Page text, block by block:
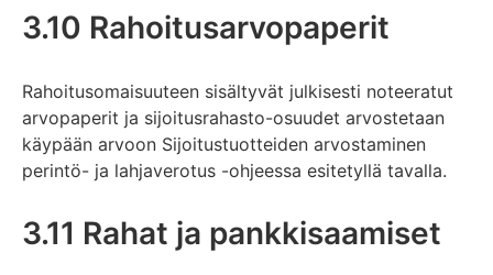
3.10 Rahoitusarvopaperit
Rahoitusomaisuuteen sisältyvät julkisesti noteeratut
arvopaperit ja sijoitusrahasto-osuudet arvostetaan
käypään arvoon Sijoitustuotteiden arvostaminen
perintö- ja lahjaverotus -ohjeessa esitetyllä tavalla.
3.11 Rahat ja pankkisaamiset